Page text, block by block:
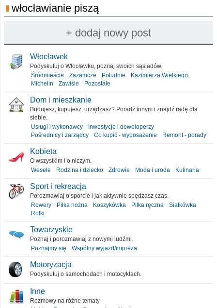
włocławianie piszą
Włocławek
Podyskutuj o Włocławku, poznaj swoich sąsiadów.
Śródmieście
Zazamcze Południe
Kazimierza Wielkiego
Michelin
Zawiśle Pozostałe
Dom i mieszkanie
Budujesz, kupujesz, urządzasz? Poradź innym i znajdź radę dla
siebie.
Usługi i wykonawcy
Inwestycje i deweloperzy
Pośrednicy i zarządcy
Co kupić - wyposażenie Remont - porady
Kobieta
O wszystkim i o niczym.
Wesele
Rodzina i dziecko Zdrowie Moda i uroda Kulinaria
Sport i rekreacja
Porozmawiaj o sporcie i jak aktywnie spędzasz czas.
Rowery
Piłka nożna Koszykówka Piłka ręczna
Siatkówka
Rolki
Towarzyskie
Poznaj i porozmawiaj z nowymi ludźmi.
Poznajmy się
Wspólny wyjazd/impreza
Motoryzacja
Podyskutuj o samochodach i motocyklach.
Inne
Rozmowy na różne tematy